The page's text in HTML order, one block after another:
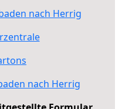
nach Herrig
nach Herrig